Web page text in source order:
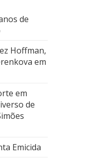
de
Hoffman,
em
em
de
Emicida